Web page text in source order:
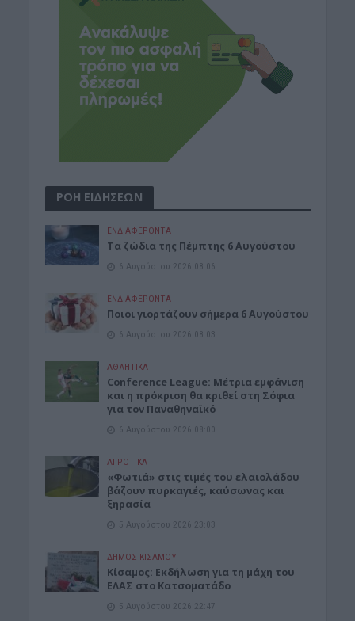
ΡΟΗ ΕΙΔΗΣΕΩΝ
ΕΝΔΙΑΦΕΡΟΝΤΑ
Tα ζώδια της Πέμπτης 6 Αυγούστου
6 Αυγούστου 2026 08:06
ΕΝΔΙΑΦΕΡΟΝΤΑ
Ποιοι γιορτάζουν σήμερα 6 Αυγούστου
6 Αυγούστου 2026 08:03
ΑΘΛΗΤΙΚΑ
Conference League: Μέτρια εμφάνιση
και η πρόκριση θα κριθεί στη Σόφια
για τον Παναθηναϊκό
6 Αυγούστου 2026 08:00
ΑΓΡΟΤΙΚΑ
«Φωτιά» στις τιμές του ελαιολάδου
βάζουν πυρκαγιές, καύσωνας και
ξηρασία
5 Αυγούστου 2026 23:03
ΔΉΜΟΣ ΚΙΣΆΜΟΥ
Κίσαμος: Εκδήλωση για τη μάχη του
ΕΛΑΣ στο Κατσοματάδο
5 Αυγούστου 2026 22:47